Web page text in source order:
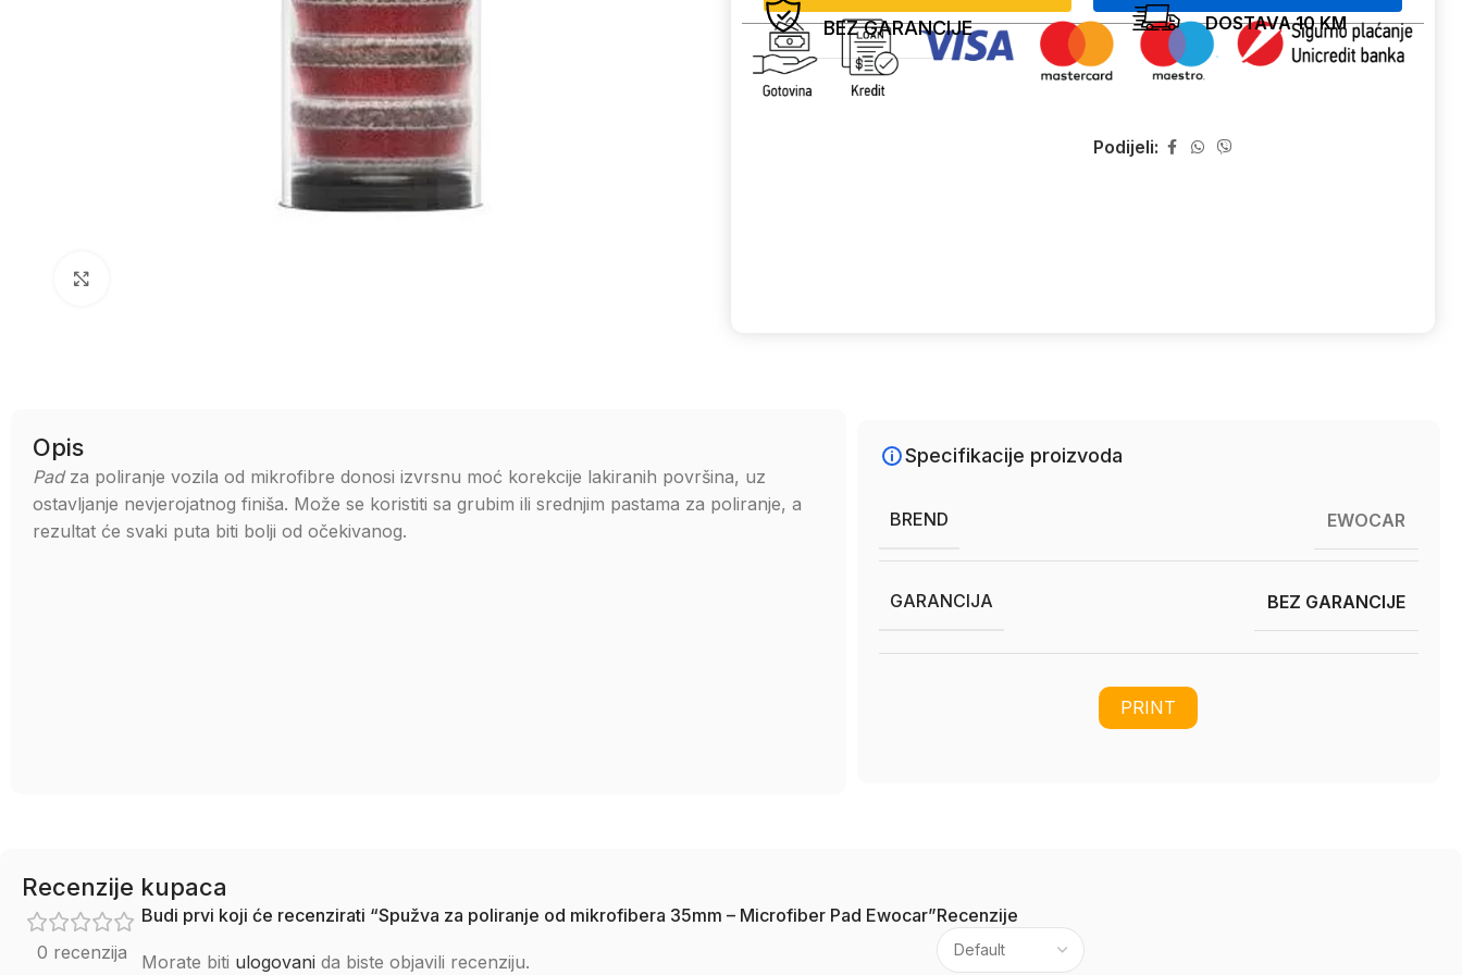
BEZ GARANCIJE DOSTAVA 10 KM
Podijeli:
Opis
Pad za poliranje vozila od mikrofibre donosi izvrsnu moć korekcije lakiranih površina, uz
ostavljanje nevjerojatnog finiša. Može se koristiti sa grubim ili srednjim pastama za poliranje, a
rezultat će svaki puta biti bolji od očekivanog.
Specifikacije proizvoda
BREND EWOCAR
GARANCIJA BEZ GARANCIJE
PRINT
Recenzije kupaca
0 recenzija
Recenzije
Budi prvi koji će recenzirati “Spužva za poliranje od mikrofibera 35mm – Microfiber Pad Ewocar”
Morate biti ulogovani da biste objavili recenziju.